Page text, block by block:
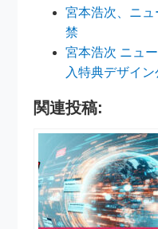
宮本浩次、ニ
禁
宮本浩次 ニュ
入特典デザイ
関連投稿: